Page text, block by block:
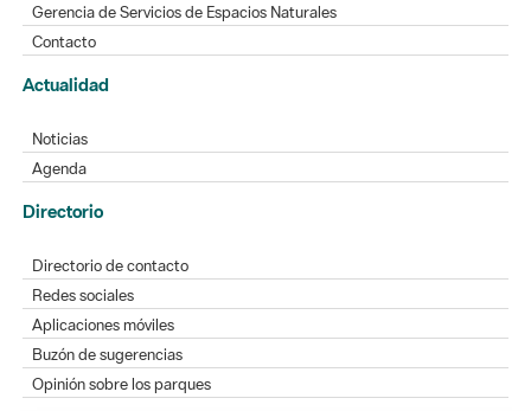
Gerencia de Servicios de Espacios Naturales
Contacto
Actualidad
Noticias
Agenda
Directorio
Directorio de contacto
Redes sociales
Aplicaciones móviles
Buzón de sugerencias
Opinión sobre los parques